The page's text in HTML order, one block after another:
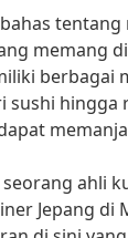
memang
berbagai
sushi
ahli
Jepang di